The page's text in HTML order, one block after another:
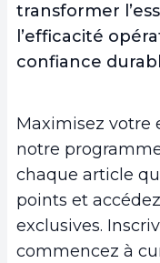
transformer
l’efficacité
confiance
Maximisez votre
notre
chaque article
points et
exclusives.
commencez à